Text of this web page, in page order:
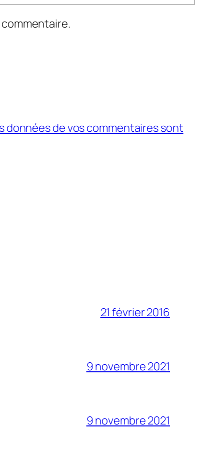
données de vos commentaires sont
21 février 2016
9 novembre 2021
9 novembre 2021